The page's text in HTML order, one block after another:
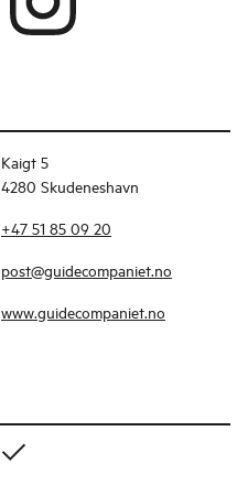
Kaigt 5
4280 Skudeneshavn
+47 51 85 09 20
post@guidecompaniet.no
www.guidecompaniet.no